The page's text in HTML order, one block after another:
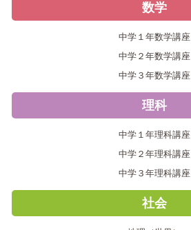
数学
中学１年数学講座
中学２年数学講座
中学３年数学講座
理科
中学１年理科講座
中学２年理科講座
中学３年理科講座
社会